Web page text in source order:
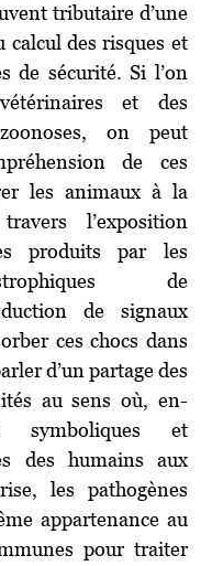
tributaire d’une
calcul des risques et
de sécurité. Si l’on
et des
on peut
de ces
les animaux à la
l’exposition
produits par les
de
de signaux
ces chocs dans
d’un partage des
au sens où, en-
symboliques et
des humains aux
les pathogènes
appartenance au
pour traiter